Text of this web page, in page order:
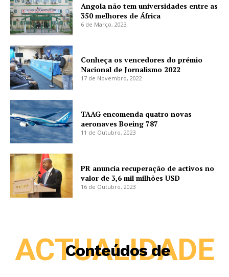
Angola não tem universidades entre as
350 melhores de África
6 de Março, 2023
Conheça os vencedores do prémio
Nacional de Jornalismo 2022
17 de Novembro, 2022
TAAG encomenda quatro novas
aeronaves Boeing 787
11 de Outubro, 2023
PR anuncia recuperação de activos no
valor de 3,6 mil milhões USD
16 de Outubro, 2023
Conteúdos de
ACTUALIDADE